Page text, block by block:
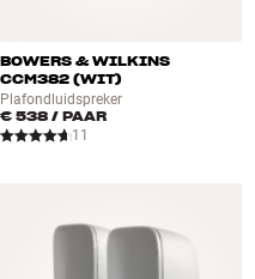
BOWERS & WILKINS
CCM382 (WIT)
Plafondluidspreker
€ 538 / PAAR
11